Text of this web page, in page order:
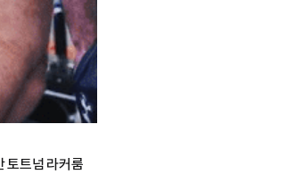
토트넘 라커룸